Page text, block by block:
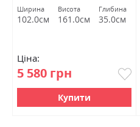
Ширина
102.0см
Висота
161.0см
Глибина
35.0см
Ціна:
5 580 грн
Купити